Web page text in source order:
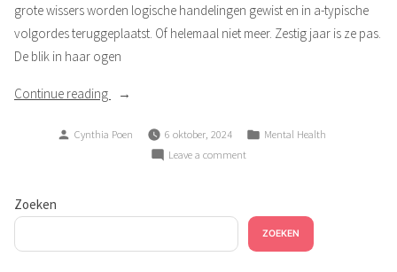
grote wissers worden logische handelingen gewist en in a-typische
volgordes teruggeplaatst. Of helemaal niet meer. Zestig jaar is ze pas.
De blik in haar ogen
Continue reading
“Zure
Posted
Cynthia Poen 6 oktober, 2024
Posted
Mental Health
Leave a commenton
Zoeken
ZOEKEN